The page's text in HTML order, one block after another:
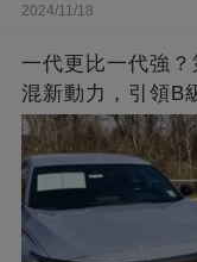
2024/11/18
一代更比一代強
混新動力，引領B